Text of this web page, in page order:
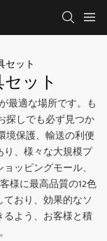
セット
ット
最適な場所です。も
探しでも必ず見つか
境保護、輸送の利便
、様々な大規模プ
ッピングモール、
様に最高品質の12色
おり、効果的なソ
るよう、お客様と積